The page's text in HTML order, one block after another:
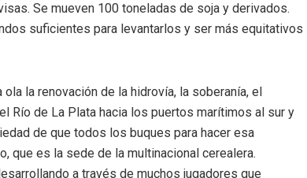
Se mueven 100 toneladas de soja y derivados.
suficientes para levantarlos y ser más equitativos
la renovación de la hidrovía, la soberanía, el
Río de La Plata hacia los puertos marítimos al sur y
de que todos los buques para hacer esa
que es la sede de la multinacional cerealera.
a través de muchos jugadores que